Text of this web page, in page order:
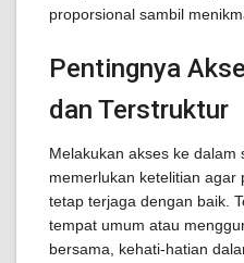
proporsional sambil
Pentingnya
dan Terstruktur
Melakukan akses ke
memerlukan ketelitian agar
tetap terjaga dengan baik.
tempat umum atau
bersama, kehati-hatian